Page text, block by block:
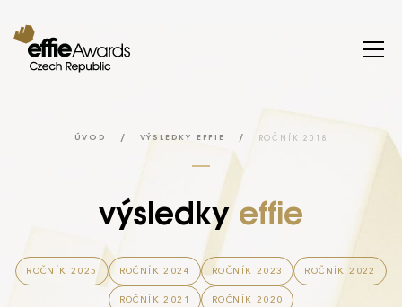
ÚVOD / VÝSLEDKY EFFIE / ROČNÍK 2018
výsledky effie
ROČNÍK 2025 ROČNÍK 2024 ROČNÍK 2023 ROČNÍK 2022
ROČNÍK 2021 ROČNÍK 2020